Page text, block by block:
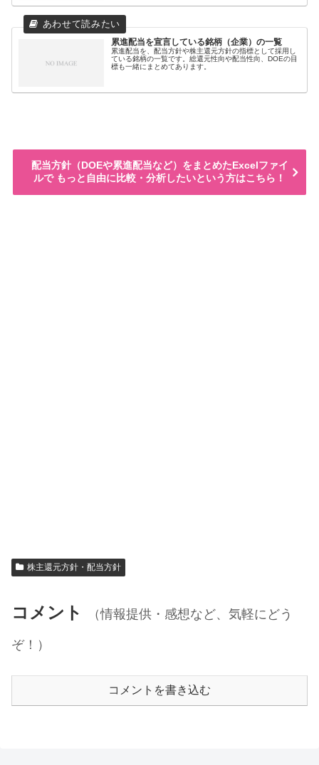
累進配当を宣言している銘柄（企業）の一覧
累進配当を、配当方針や株主還元方針の指標として採用し
ている銘柄の一覧です。総還元性向や配当性向、DOEの目
標も一緒にまとめてあります。
配当方針（DOEや累進配当など）をまとめたExcelファイ
ルで もっと自由に比較・分析したいという方はこちら！
株主還元方針・配当方針
コメント
（情報提供・感想など、気軽にどう
ぞ！）
コメントを書き込む